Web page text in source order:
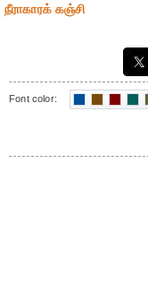
நீராகாரக் கஞ்சி
Font color: